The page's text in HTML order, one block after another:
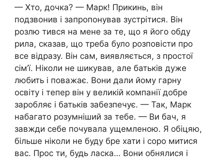
— Хто, дочка? — Марк! Прикинь, він
подзвонив і запропонував зустрітися. Він
розлю тився на мене за те, що я його обду
рила, сказав, що треба було розповісти про
все відразу. Він сам, виявляється, з простої
сім’ї. Ніколи не шикував, але батьків дуже
любить і поважає. Вони дали йому гарну
освіту і тепер він у великій компанії добре
заробляє і батьків забезпечує. — Так, Марк
набагато розумніший за тебе. — Ви бач, я
завжди себе почувала ущемленою. Я обіцяю,
більше ніколи не буду бре хати і соро митися
вас. Прос ти, будь ласка… Вони обнялися і